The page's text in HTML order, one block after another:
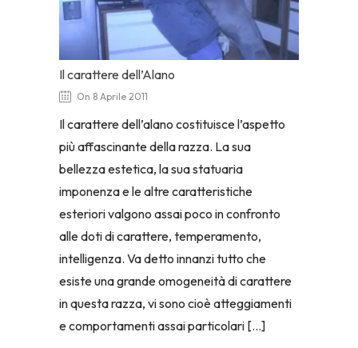
Il carattere dell’Alano
On 8 Aprile 2011
Il carattere dell’alano costituisce l’aspetto
più affascinante della razza. La sua
bellezza estetica, la sua statuaria
imponenza e le altre caratteristiche
esteriori valgono assai poco in confronto
alle doti di carattere, temperamento,
intelligenza. Va detto innanzi tutto che
esiste una grande omogeneità di carattere
in questa razza, vi sono cioè atteggiamenti
e comportamenti assai particolari […]